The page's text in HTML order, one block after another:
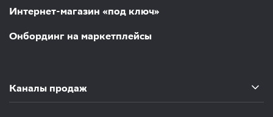
Интернет-магазин «под ключ»
Онбординг на маркетплейсы
Каналы продаж